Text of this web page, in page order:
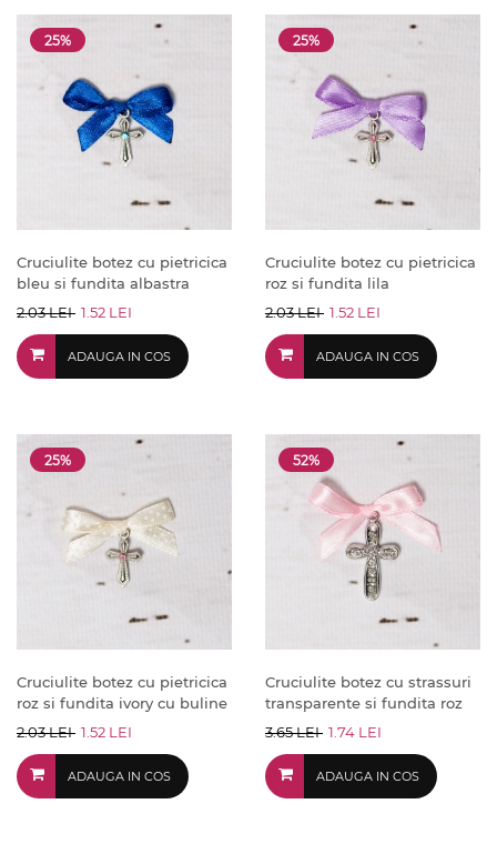
25%
Cruciulite botez cu pietricica
bleu si fundita albastra
2.03 LEI 1.52 LEI
ADAUGA IN COS
25%
Cruciulite botez cu pietricica
roz si fundita lila
2.03 LEI 1.52 LEI
ADAUGA IN COS
25%
Cruciulite botez cu pietricica
roz si fundita ivory cu buline
2.03 LEI 1.52 LEI
ADAUGA IN COS
52%
Cruciulite botez cu strassuri
transparente si fundita roz
3.65 LEI 1.74 LEI
ADAUGA IN COS